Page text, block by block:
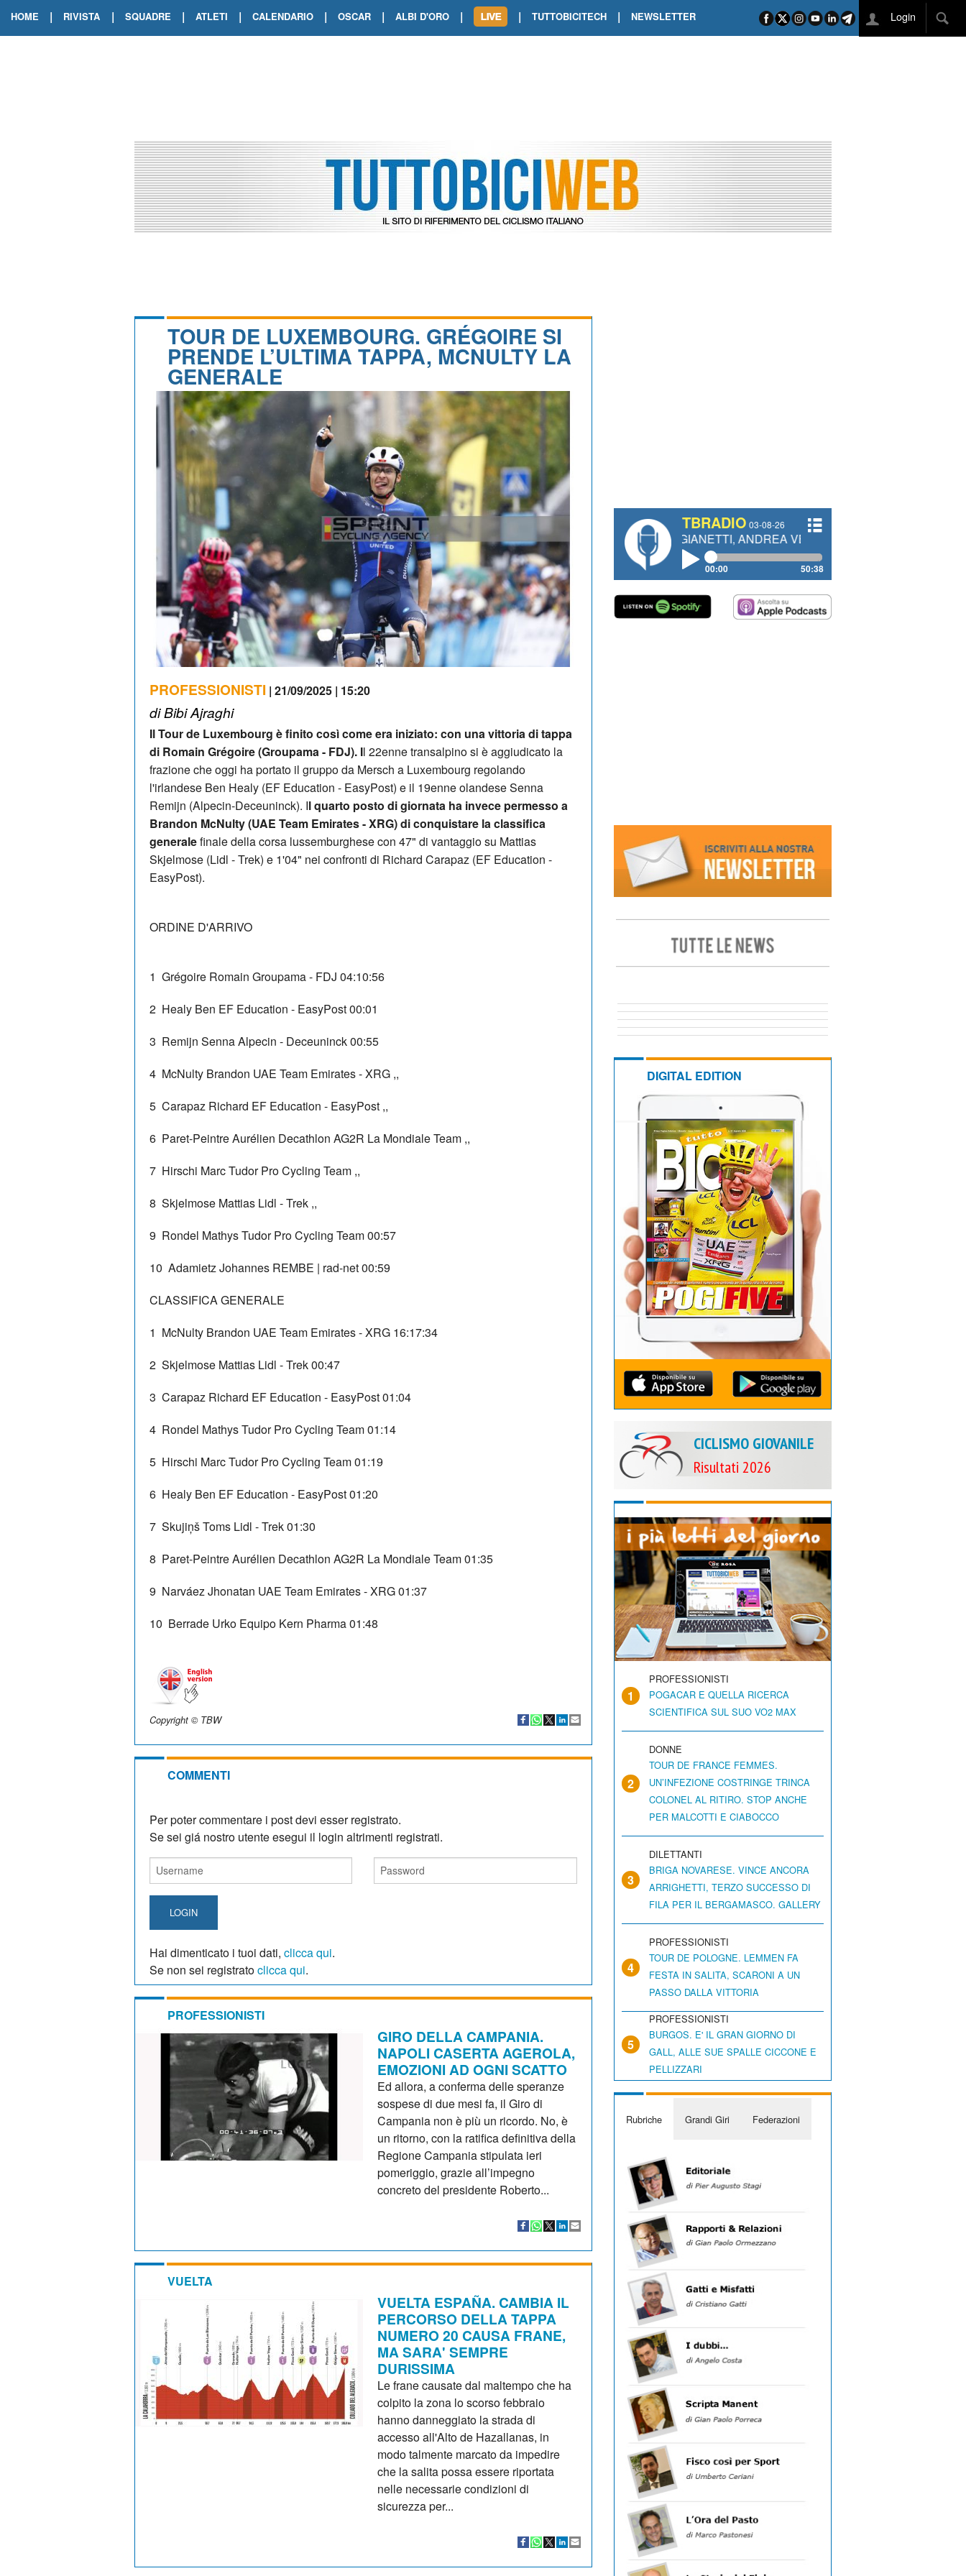
HOME | RIVISTA | SQUADRE | ATLETI | CALENDARIO | OSCAR | ALBI D'ORO |
TOUR DE FRANCE. ORCIERES-MERLETTE INCORONA CARAPAZ
TOUR DE FRANCE. A VOIRON TRIONFO DI PHILIPSEN SU SCHMID E KOOIJ
| TUTTOBICITECH | NEWSLETTER Login
TOUR DE LUXEMBOURG. GRÉGOIRE SI
PRENDE L’ULTIMA TAPPA, MCNULTY LA
GENERALE
PROFESSIONISTI | 21/09/2025 | 15:20
di Bibi Ajraghi
Il Tour de Luxembourg è finito così come era iniziato: con una vittoria di tappa
di Romain Grégoire (Groupama - FDJ). Il 22enne transalpino si è aggiudicato la
frazione che oggi ha portato il gruppo da Mersch a Luxembourg regolando
l'irlandese Ben Healy (EF Education - EasyPost) e il 19enne olandese Senna
Remijn (Alpecin-Deceuninck). Il quarto posto di giornata ha invece permesso a
Brandon McNulty (UAE Team Emirates - XRG) di conquistare la classifica
generalefinale della corsa lussemburghese con 47" di vantaggio su Mattias
Skjelmose (Lidl - Trek) e 1'04" nei confronti di Richard Carapaz (EF Education -
EasyPost).
ORDINE D'ARRIVO
1 Grégoire Romain Groupama - FDJ 04:10:56
2 Healy Ben EF Education - EasyPost00:01
3 Remijn SennaAlpecin - Deceuninck00:55
4 McNulty Brandon UAE Team Emirates - XRG ,,
5 Carapaz Richard EF Education - EasyPost ,,
6 Paret-Peintre Aurélien Decathlon AG2R La Mondiale Team ,,
7 Hirschi MarcTudor Pro Cycling Team ,,
8 Skjelmose Mattias Lidl - Trek ,,
9 Rondel MathysTudor Pro Cycling Team00:57
10 Adamietz Johannes REMBE | rad-net00:59
CLASSIFICA GENERALE
1 McNulty Brandon UAE Team Emirates - XRG 16:17:34
2 Skjelmose Mattias Lidl - Trek00:47
3 Carapaz Richard EF Education - EasyPost01:04
4 Rondel MathysTudor Pro Cycling Team01:14
5 Hirschi MarcTudor Pro Cycling Team01:19
6 Healy Ben EF Education - EasyPost01:20
7 Skujiņš Toms Lidl - Trek01:30
8 Paret-Peintre Aurélien Decathlon AG2R La Mondiale Team01:35
9 Narváez Jhonatan UAE Team Emirates - XRG01:37
10 Berrade Urko Equipo Kern Pharma01:48
Copyright © TBW
COMMENTI
Per poter commentare i post devi esser registrato.
Se sei giá nostro utente esegui il login altrimenti registrati.
LOGIN
Hai dimenticato i tuoi dati, clicca qui.
Se non sei registratoclicca qui.
PROFESSIONISTI
GIRO DELLA CAMPANIA.
NAPOLI CASERTA AGEROLA,
EMOZIONI AD OGNI SCATTO
Ed allora, a conferma delle speranze
sospese di due mesi fa, il Giro di
Campania non è più un ricordo. No, è
un ritorno, con la ratifica definitiva della
Regione Campania stipulata ieri
pomeriggio, grazie all’impegno
concreto del presidente Roberto...
VUELTA
VUELTA ESPAÑA. CAMBIA IL
PERCORSO DELLA TAPPA
NUMERO 20 CAUSA FRANE,
MA SARA' SEMPRE
DURISSIMA
Le frane causate dal maltempo che ha
colpito la zona lo scorso febbraio
hanno danneggiato la strada di
accesso all'Alto de Hazallanas, in
modo talmente marcato da impedire
che la salita possa essere riportata
nelle necessarie condizioni di
sicurezza per...
TBRADIO 03-08-26
#334 CHARLY WEGELIUS, MAURO GIANETTI, ANDREA VENDRAME, FILIPPO FIORELLI
00:00 50:38
DIGITAL EDITION
CICLISMO GIOVANILE
Risultati 2026
1
PROFESSIONISTI
POGACAR E QUELLA RICERCA
SCIENTIFICA SUL SUO VO2 MAX
2
DONNE
TOUR DE FRANCE FEMMES.
UN’INFEZIONE COSTRINGE TRINCA
COLONEL AL RITIRO. STOP ANCHE
PER MALCOTTI E CIABOCCO
3
DILETTANTI
BRIGA NOVARESE. VINCE ANCORA
ARRIGHETTI, TERZO SUCCESSO DI
FILA PER IL BERGAMASCO. GALLERY
4
PROFESSIONISTI
TOUR DE POLOGNE. LEMMEN FA
FESTA IN SALITA, SCARONI A UN
PASSO DALLA VITTORIA
5
PROFESSIONISTI
BURGOS. E' IL GRAN GIORNO DI
GALL, ALLE SUE SPALLE CICCONE E
PELLIZZARI
Rubriche Grandi Giri Federazioni